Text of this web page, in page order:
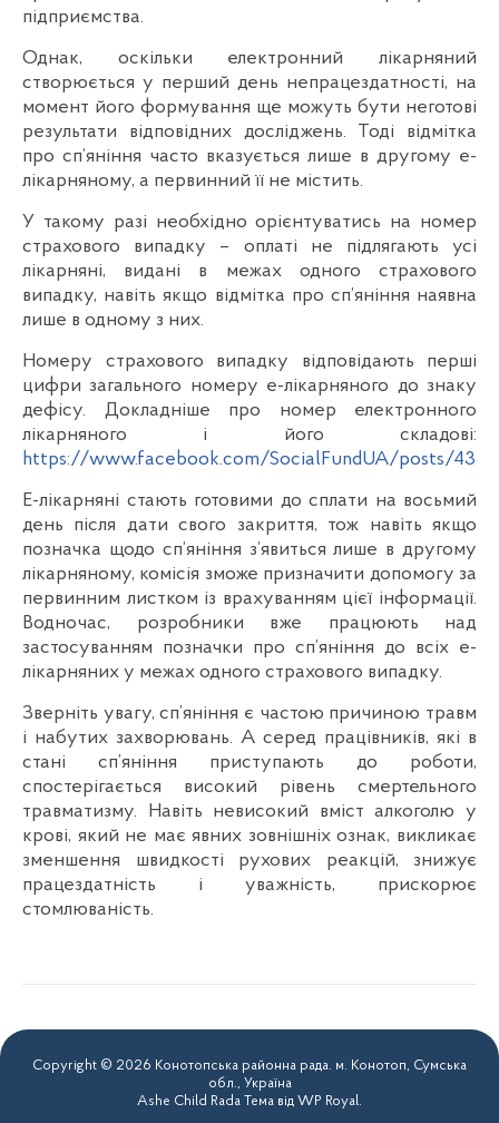
підприємства.
Однак, оскільки електронний лікарняний
створюється у перший день непрацездатності, на
момент його формування ще можуть бути неготові
результати відповідних досліджень. Тоді відмітка
про сп’яніння часто вказується лише в другому е-
лікарняному, а первинний її не містить.
У такому разі необхідно орієнтуватись на номер
страхового випадку – оплаті не підлягають усі
лікарняні, видані в межах одного страхового
випадку, навіть якщо відмітка про сп’яніння наявна
лише в одному з них.
Номеру страхового випадку відповідають перші
цифри загального номеру е-лікарняного до знаку
дефісу. Докладніше про номер електронного
лікарняного і його складові:
https://www.facebook.com/SocialFundUA/posts/
Е-лікарняні стають готовими до сплати на восьмий
день після дати свого закриття, тож навіть якщо
позначка щодо сп’яніння з’явиться лише в другому
лікарняному, комісія зможе призначити допомогу за
первинним листком із врахуванням цієї інформації.
Водночас, розробники вже працюють над
застосуванням позначки про сп’яніння до всіх е-
лікарняних у межах одного страхового випадку.
Зверніть увагу, сп’яніння є частою причиною травм
і набутих захворювань. А серед працівників, які в
стані сп’яніння приступають до роботи,
спостерігається високий рівень смертельного
травматизму. Навіть невисокий вміст алкоголю у
крові, який не має явних зовнішніх ознак, викликає
зменшення швидкості рухових реакцій, знижує
працездатність і уважність, прискорює
стомлюваність.
Copyright © 2026 Конотопська районна рада. м. Конотоп, Сумська
обл., Україна
Ashe Child Rada Тема від WP Royal.